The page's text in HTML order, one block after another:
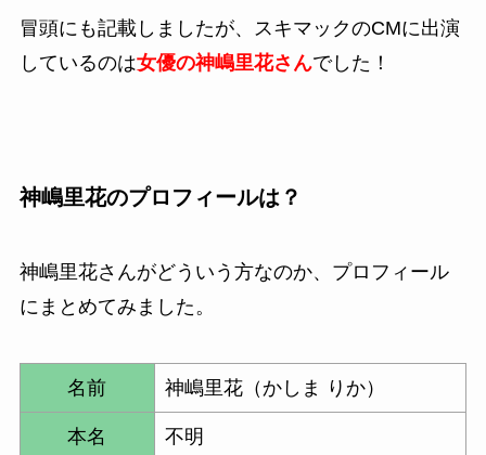
冒頭にも記載しましたが、スキマックのCMに出演
しているのは女優の神嶋里花さんでした！
神嶋里花のプロフィールは？
神嶋里花さんがどういう方なのか、プロフィール
にまとめてみました。
名前 神嶋里花（かしま りか）
本名 不明